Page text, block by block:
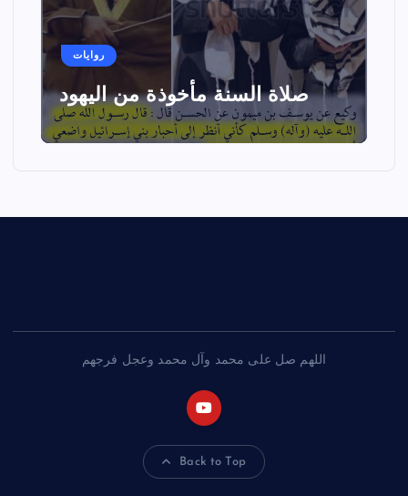
روايات
صلاة السنة مأخوذة من اليهود
اللهم صل على محمد وآل محمد وعجل فرجهم
Back to Top